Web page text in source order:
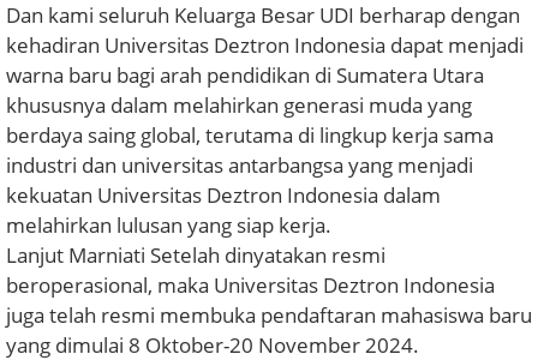
Dan kami seluruh Keluarga Besar UDI berharap dengan
kehadiran Universitas Deztron Indonesia dapat menjadi
warna baru bagi arah pendidikan di Sumatera Utara
khususnya dalam melahirkan generasi muda yang
berdaya saing global, terutama di lingkup kerja sama
industri dan universitas antarbangsa yang menjadi
kekuatan Universitas Deztron Indonesia dalam
melahirkan lulusan yang siap kerja.
Lanjut Marniati Setelah dinyatakan resmi
beroperasional, maka Universitas Deztron Indonesia
juga telah resmi membuka pendaftaran mahasiswa baru
yang dimulai 8 Oktober-20 November 2024.